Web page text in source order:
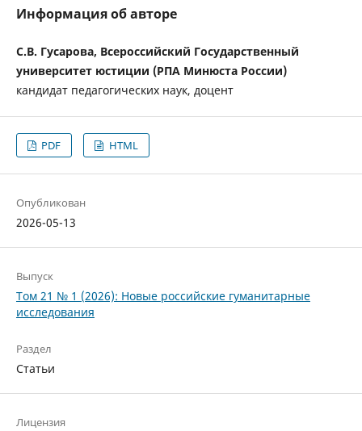
Информация об авторе
С.В. Гусарова, Всероссийский Государственный
университет юстиции (РПА Минюста России)
кандидат педагогических наук, доцент
PDF HTML
Опубликован
2026-05-13
Выпуск
Том 21 № 1 (2026): Новые российские гуманитарные
исследования
Раздел
Статьи
Лицензия